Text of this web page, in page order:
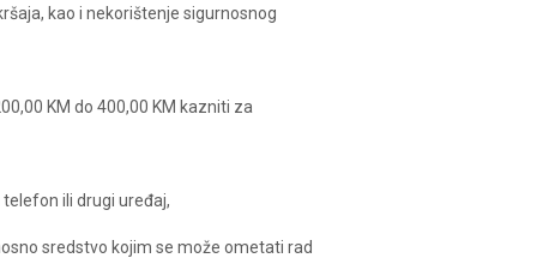
kao i nekorištenje sigurnosnog
KM do 400,00 KM kazniti za
ili drugi uređaj,
sredstvo kojim se može ometati rad